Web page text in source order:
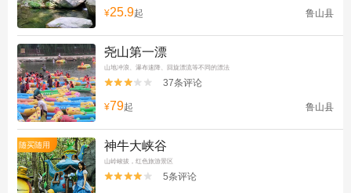
¥25.9起 鲁山县
尧山第一漂
山地冲浪、瀑布速降、回旋漂流等不同的漂法

 37条评论
¥79起 鲁山县
随买随用 神牛大峡谷
山岭峻拔，红色旅游景区

 5条评论